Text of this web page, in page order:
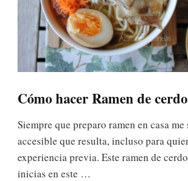
Cómo hacer Ramen de cerdo
Siempre que preparo ramen en casa
accesible que resulta, incluso para
experiencia previa. Este ramen de
inicias en este …